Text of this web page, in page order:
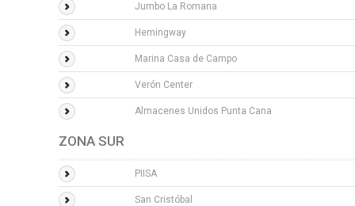
Jumbo La Romana
Hemingway
Marina Casa de Campo
Verón Center
Almacenes Unidos Punta Cana
ZONA SUR
PIISA
San Cristóbal